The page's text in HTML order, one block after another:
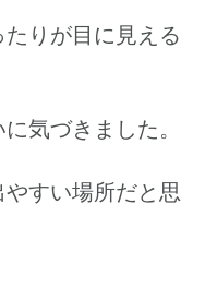
りが目に見える
気づきました。
すい場所だと思